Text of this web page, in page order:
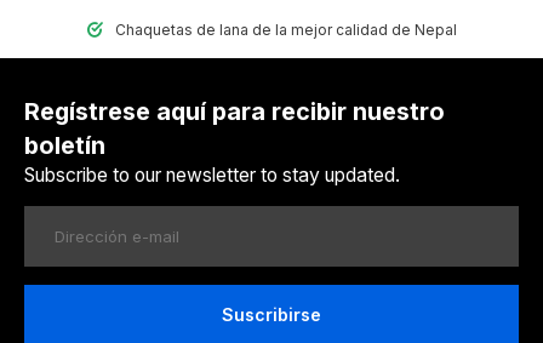
Chaquetas de lana de la mejor calidad de Nepal
Regístrese aquí para recibir nuestro
boletín
Subscribe to our newsletter to stay updated.
Suscribirse